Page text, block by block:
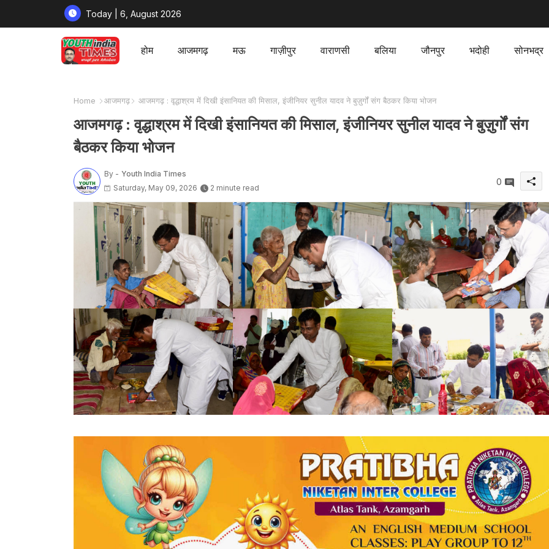
Today | 6, August 2026
होम आजमगढ़ मऊ गाज़ीपुर वाराणसी बलिया जौनपुर भदोही सोनभद्र
Home आजमगढ़ आजमगढ़ : वृद्धाश्रम में दिखी इंसानियत की मिसाल, इंजीनियर सुनील यादव ने बुज़ुर्गों संग बैठकर किया भोजन
आजमगढ़ : वृद्धाश्रम में दिखी इंसानियत की मिसाल, इंजीनियर सुनील यादव ने बुज़ुर्गों संग
बैठकर किया भोजन
By - Youth India Times
Saturday, May 09, 2026
2 minute read
0